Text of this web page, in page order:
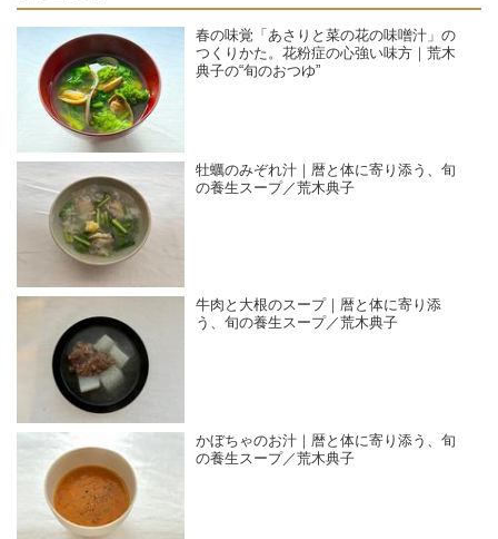
春の味覚「あさりと菜の花の味噌汁」の
つくりかた。花粉症の心強い味方｜荒木
典子の“旬のおつゆ”
牡蠣のみぞれ汁｜暦と体に寄り添う、旬
の養生スープ／荒木典子
牛肉と大根のスープ｜暦と体に寄り添
う、旬の養生スープ／荒木典子
かぼちゃのお汁｜暦と体に寄り添う、旬
の養生スープ／荒木典子